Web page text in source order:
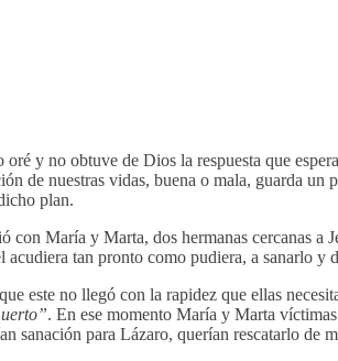
y no obtuve de Dios la respuesta que
de nuestras vidas, buena o mala, guarda
plan.
con María y Marta, dos hermanas cercanas
acudiera tan pronto como pudiera, a sanarlo y
este no llegó con la rapidez que ellas
. En ese momento María y Marta
sanación para Lázaro, querían rescatarlo de